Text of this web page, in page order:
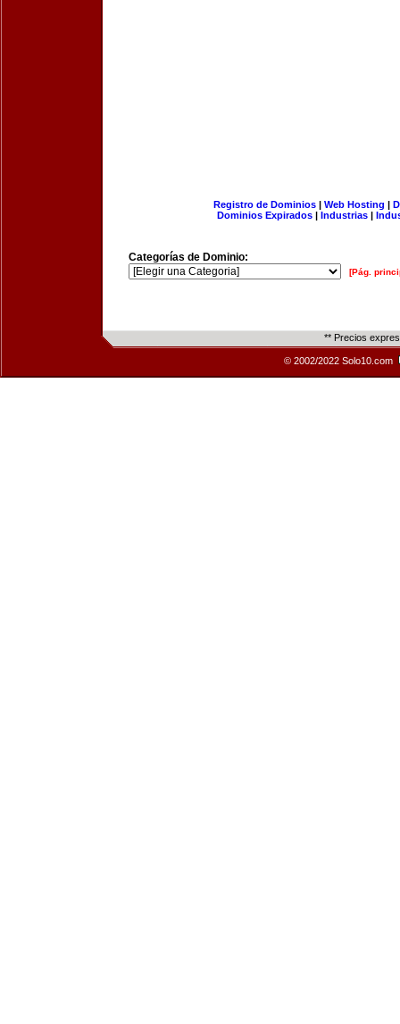
Registro de Dominios| Web Hosting |
Dominios Expirados | Industrias |
Categorías de Dominio:
[Pág.
** Precios
© 2002/2022 Solo10.com